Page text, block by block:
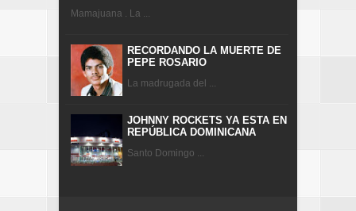
Mamajuana . La ...
RECORDANDO LA MUERTE DE
PEPE ROSARIO
La madrugada del ...
JOHNNY ROCKETS YA ESTA EN
REPÚBLICA DOMINICANA
Santo Domingo ...